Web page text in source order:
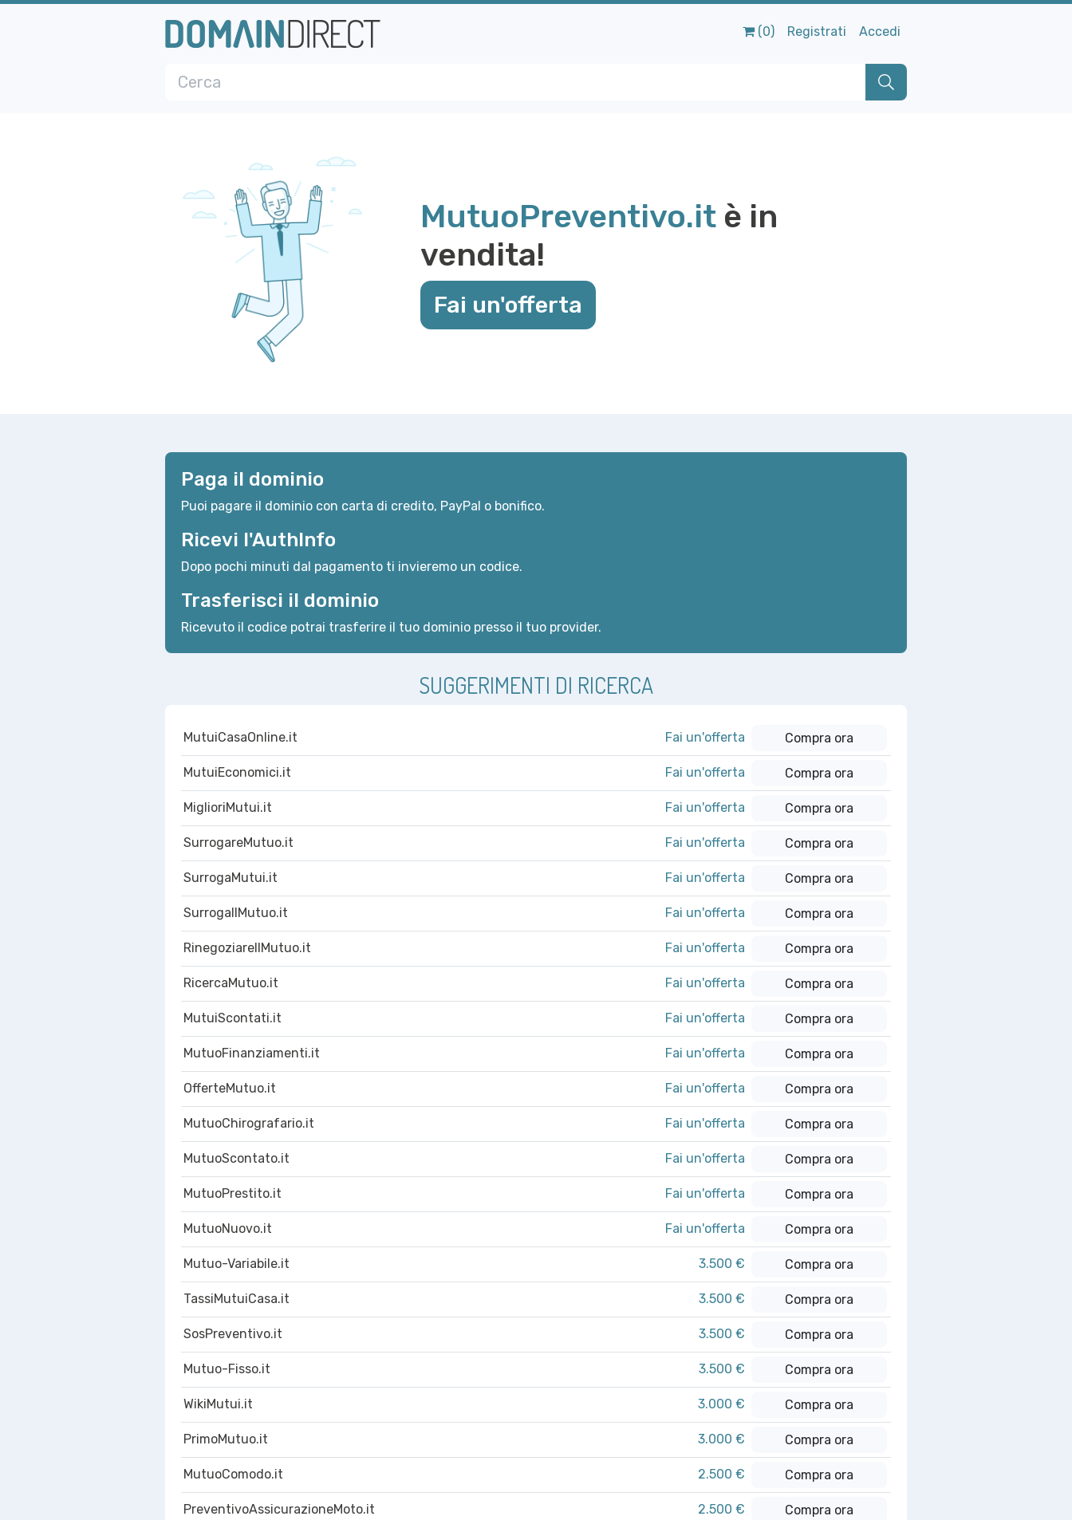
(0) Registrati Accedi
MutuoPreventivo.itè in
vendita!
Fai un'offerta
Paga il dominio
Puoi pagare il dominio con carta di credito, PayPal o bonifico.
Ricevi l'AuthInfo
Dopo pochi minuti dal pagamento ti invieremo un codice.
Trasferisci il dominio
Ricevuto il codice potrai trasferire il tuo dominio presso il tuo provider.
SUGGERIMENTI DI RICERCA
MutuiCasaOnline.it Fai un'offerta Compra ora
MutuiEconomici.it Fai un'offerta Compra ora
MiglioriMutui.it Fai un'offerta Compra ora
SurrogareMutuo.it Fai un'offerta Compra ora
SurrogaMutui.it Fai un'offerta Compra ora
SurrogaIlMutuo.it Fai un'offerta Compra ora
RinegoziareIlMutuo.it Fai un'offerta Compra ora
RicercaMutuo.it Fai un'offerta Compra ora
MutuiScontati.it Fai un'offerta Compra ora
MutuoFinanziamenti.it Fai un'offerta Compra ora
OfferteMutuo.it Fai un'offerta Compra ora
MutuoChirografario.it Fai un'offerta Compra ora
MutuoScontato.it Fai un'offerta Compra ora
MutuoPrestito.it Fai un'offerta Compra ora
MutuoNuovo.it Fai un'offerta Compra ora
Mutuo-Variabile.it 3.500 € Compra ora
TassiMutuiCasa.it 3.500 € Compra ora
SosPreventivo.it 3.500 € Compra ora
Mutuo-Fisso.it 3.500 € Compra ora
WikiMutui.it 3.000 € Compra ora
PrimoMutuo.it 3.000 € Compra ora
MutuoComodo.it 2.500 € Compra ora
PreventivoAssicurazioneMoto.it 2.500 € Compra ora